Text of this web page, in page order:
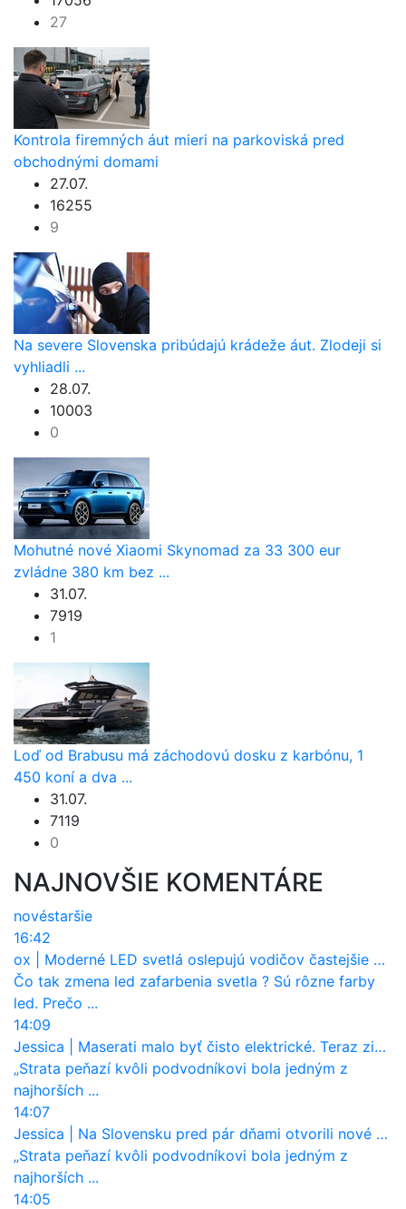
27
Kontrola firemných áut mieri na parkoviská pred
obchodnými domami
27.07.
16255
9
Na severe Slovenska pribúdajú krádeže áut. Zlodeji si
vyhliadli ...
28.07.
10003
0
Mohutné nové Xiaomi Skynomad za 33 300 eur
zvládne 380 km bez ...
31.07.
7919
1
Loď od Brabusu má záchodovú dosku z karbónu, 1
450 koní a dva ...
31.07.
7119
0
NAJNOVŠIE KOMENTÁRE
novéstaršie
16:42
ox
Moderné LED svetlá oslepujú vodičov častejšie než staré halogény
Čo tak zmena led zafarbenia svetla ? Sú rôzne farby
led. Prečo ...
14:09
Jessica
Maserati malo byť čisto elektrické. Teraz zisťuje, že potrebuje nový osemvalcový motor
„Strata peňazí kvôli podvodníkovi bola jedným z
najhorších ...
14:07
Jessica
Na Slovensku pred pár dňami otvorili nové mosty, ktoré to sú?
„Strata peňazí kvôli podvodníkovi bola jedným z
najhorších ...
14:05